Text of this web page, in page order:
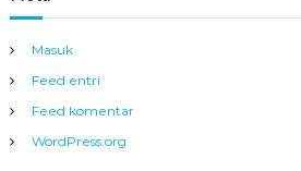
Masuk
Feed entri
Feed komentar
WordPress.org